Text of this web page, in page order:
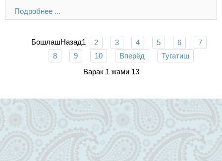
Подробнее ...
БошлашНазад1 2 3 4 5 6
7
8
9 10 Вперёд
Тугатиш
Варак 1 жами 13